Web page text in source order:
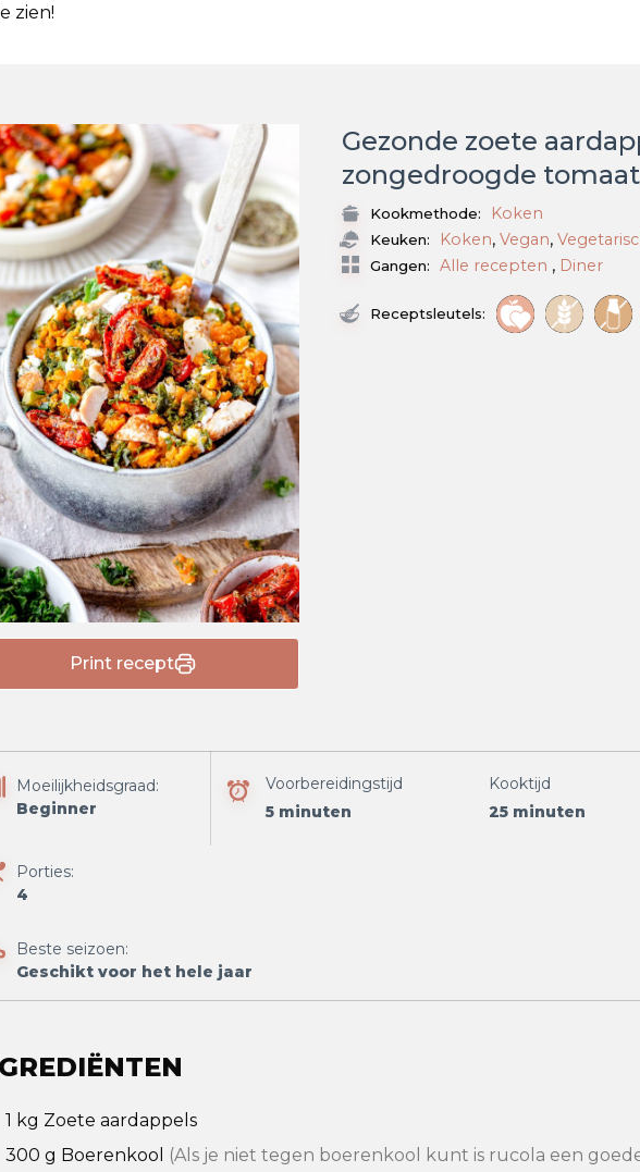
zien!
Print recept
Gezonde zoete
zongedroogde
Kookmethode: Koken
Keuken: Koken,Vegan,
Gangen: Alle recepten , Diner
Receptsleutels:
Moeilijkheidsgraad:
Beginner
Voorbereidingstijd
5 minuten
Kooktijd
25 minuten
Porties:
4
Beste seizoen:
Geschikt voor het hele jaar
1 kg Zoete aardappels
300 g Boerenkool
(Als je niet tegen boerenkool kunt is rucola een